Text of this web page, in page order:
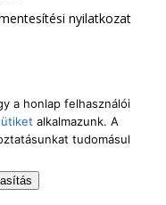
nyilatkozat
a honlap felhasználói
alkalmazunk. A
tudomásul